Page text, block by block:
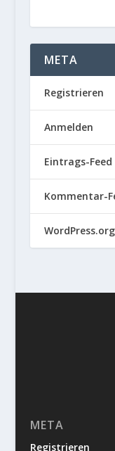
META
Registrieren
Anmelden
Eintrags-Feed
Kommentar-
WordPress.org
META
Registrieren